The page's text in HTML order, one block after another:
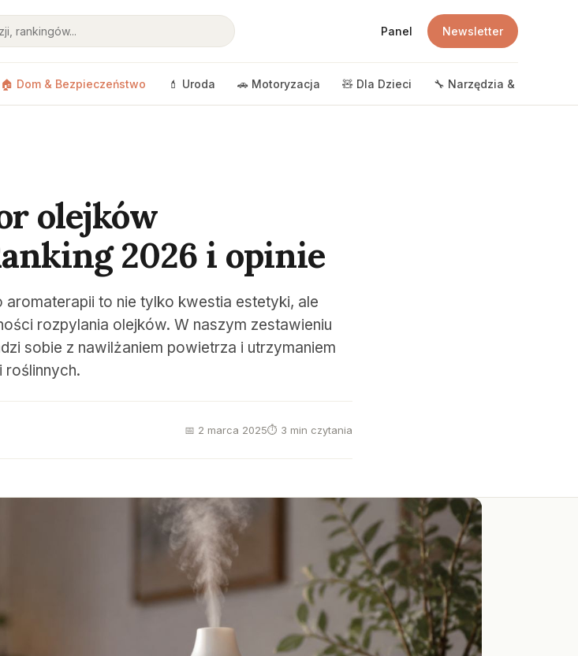
Panel Newsletter
🏠 Dom & Bezpieczeństwo 💄 Uroda 🚗 Motoryzacja 🧸 Dla Dzieci 🔧 Narzędzia & DIY
olejków
2026 i opinie
to nie tylko kwestia estetyki, ale
rozpylania olejków. W naszym zestawieniu
sobie z nawilżaniem powietrza i utrzymaniem
roślinnych.
📅 2 marca 2025⏱ 3 min czytania